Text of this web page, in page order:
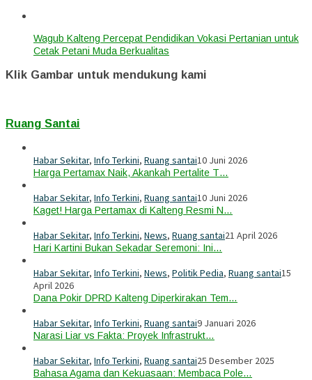
Wagub Kalteng Percepat Pendidikan Vokasi Pertanian untuk
Cetak Petani Muda Berkualitas
Klik Gambar untuk mendukung kami
Ruang Santai
Habar Sekitar, Info Terkini, Ruang santai10 Juni 2026
Harga Pertamax Naik, Akankah Pertalite T…
Habar Sekitar, Info Terkini, Ruang santai10 Juni 2026
Kaget! Harga Pertamax di Kalteng Resmi N…
Habar Sekitar, Info Terkini, News, Ruang santai21 April 2026
Hari Kartini Bukan Sekadar Seremoni: Ini…
Habar Sekitar, Info Terkini, News, Politik Pedia, Ruang santai15
April 2026
Dana Pokir DPRD Kalteng Diperkirakan Tem…
Habar Sekitar, Info Terkini, Ruang santai9 Januari 2026
Narasi Liar vs Fakta: Proyek Infrastrukt…
Habar Sekitar, Info Terkini, Ruang santai25 Desember 2025
Bahasa Agama dan Kekuasaan: Membaca Pole…